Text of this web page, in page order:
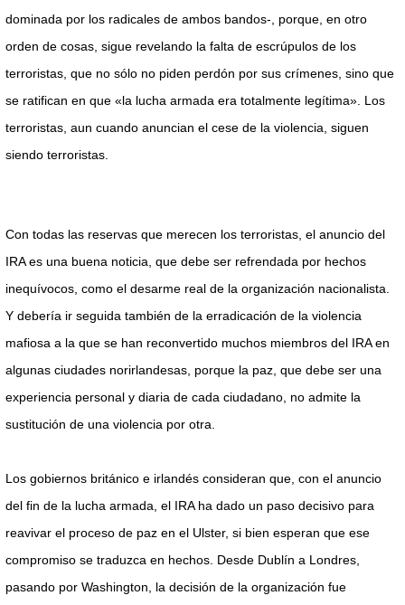
dominada por los radicales de ambos bandos-, porque, en otro
orden de cosas, sigue revelando la falta de escrúpulos de los
terroristas, que no sólo no piden perdón por sus crímenes, sino que
se ratifican en que «la lucha armada era totalmente legítima». Los
terroristas, aun cuando anuncian el cese de la violencia, siguen
siendo terroristas.
Con todas las reservas que merecen los terroristas, el anuncio del
IRA es una buena noticia, que debe ser refrendada por hechos
inequívocos, como el desarme real de la organización nacionalista.
Y debería ir seguida también de la erradicación de la violencia
mafiosa a la que se han reconvertido muchos miembros del IRA en
algunas ciudades norirlandesas, porque la paz, que debe ser una
experiencia personal y diaria de cada ciudadano, no admite la
sustitución de una violencia por otra.
Los gobiernos británico e irlandés consideran que, con el anuncio
del fin de la lucha armada, el IRA ha dado un paso decisivo para
reavivar el proceso de paz en el Ulster, si bien esperan que ese
compromiso se traduzca en hechos. Desde Dublín a Londres,
pasando por Washington, la decisión de la organización fue